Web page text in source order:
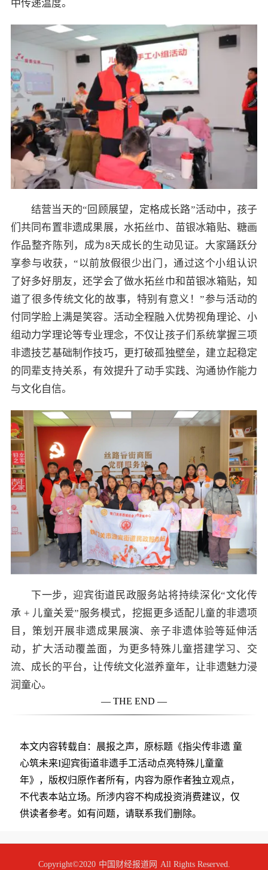
中传递温度。
结营当天的“回顾展望，定格成长路”活动中，孩子
们共同布置非遗成果展，水拓丝巾、苗银冰箱贴、糖画
作品整齐陈列，成为8天成长的生动见证。大家踊跃分
享参与收获，“以前放假很少出门，通过这个小组认识
了好多好朋友，还学会了做水拓丝巾和苗银冰箱贴，知
道了很多传统文化的故事，特别有意义！”参与活动的
付同学脸上满是笑容。活动全程融入优势视角理论、小
组动力学理论等专业理念，不仅让孩子们系统掌握三项
非遗技艺基础制作技巧，更打破孤独壁垒，建立起稳定
的同辈支持关系，有效提升了动手实践、沟通协作能力
与文化自信。
下一步，迎宾街道民政服务站将持续深化“文化传
承 + 儿童关爱”服务模式，挖掘更多适配儿童的非遗项
目，策划开展非遗成果展演、亲子非遗体验等延伸活
动，扩大活动覆盖面，为更多特殊儿童搭建学习、交
流、成长的平台，让传统文化滋养童年，让非遗魅力浸
润童心。
— THE END —
本文内容转载自：晨报之声，原标题《指尖传非遗 童
心筑未来I迎宾街道非遗手工活动点亮特殊儿童童
年》，版权归原作者所有，内容为原作者独立观点，
不代表本站立场。所涉内容不构成投资消费建议，仅
供读者参考。如有问题，请联系我们删除。
Copyright©2020 中国财经报道网 All Rights Reserved.